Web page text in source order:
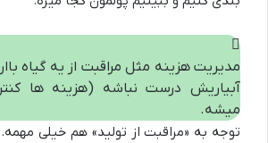
مدیریت هزینه مثل مراقبت از یه گیاه
آبیاریش درست نباشه (هزینه ها
میشه.
توجه به «مراقبت از تولید» هم خیلی